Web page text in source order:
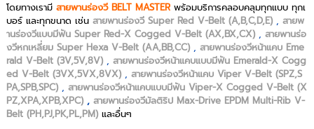
โดยทางเรามีสายพานร่องวี BELT MASTER พร้อมบริการคลอบคลุมทุกแบบ ทุกเ
บอร์ และทุกขนาด เช่น สายพานร่องวี Super Red V-Belt (A,B,C,D,E) ,สายพ
านร่องวีแบบมีฟัน Super Red-X Cogged V-Belt (AX,BX,CX) ,สายพานร่อ
งวีหกเหลี่ยม Super Hexa V-Belt (AA,BB,CC) ,สายพานร่องวีหน้าแคบ Eme
rald V-Belt (3V,5V,8V) ,สายพานร่องวีหน้าแคบแบบมีฟัน Emerald-X Cogg
ed V-Belt (3VX,5VX,8VX) ,สายพานร่องวีหน้าแคบ Viper V-Belt (SPZ,S
PA,SPB,SPC) ,สายพานร่องวีหน้าแคบแบบมีฟัน Viper-X Cogged V-Belt (X
PZ,XPA,XPB,XPC) ,สายพานร่องวีมัลติริป Max-Drive EPDM Multi-Rib V-
Belt (PH,PJ,PK,PL,PM) และอื่นๆ